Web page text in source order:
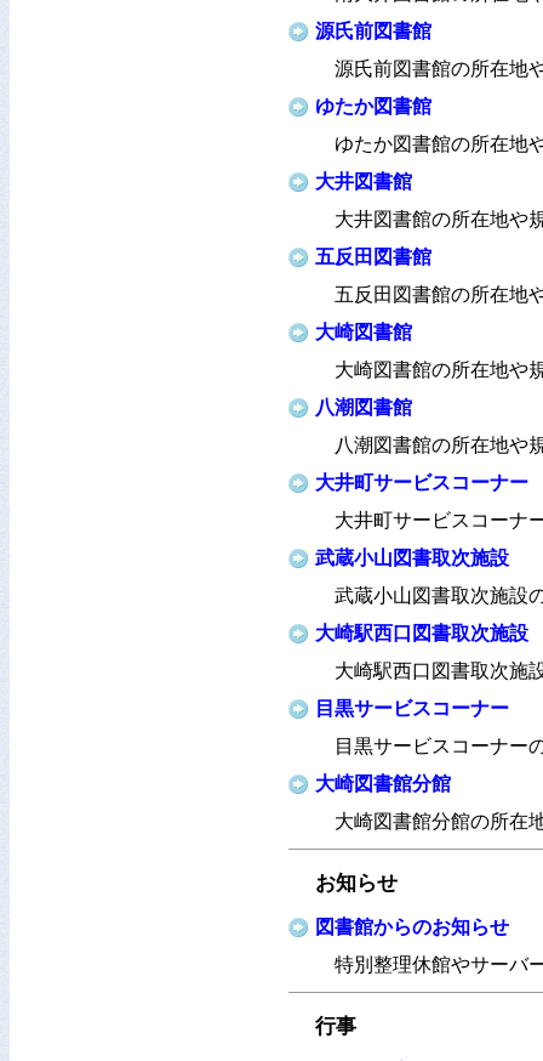
源氏前図書館
源氏前図書館の所在地
ゆたか図書館
ゆたか図書館の所在地
大井図書館
大井図書館の所在地や
五反田図書館
五反田図書館の所在地
大崎図書館
大崎図書館の所在地や
八潮図書館
八潮図書館の所在地や
大井町サービスコーナー
大井町サービスコーナ
武蔵小山図書取次施設
武蔵小山図書取次施設
大崎駅西口図書取次施設
大崎駅西口図書取次施
目黒サービスコーナー
目黒サービスコーナー
大崎図書館分館
大崎図書館分館の所在
お知らせ
図書館からのお知らせ
特別整理休館やサーバ
行事